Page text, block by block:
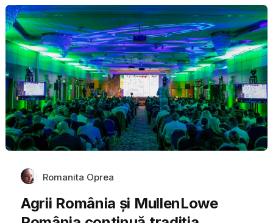
Romanita Oprea
Agrii România și MullenLowe